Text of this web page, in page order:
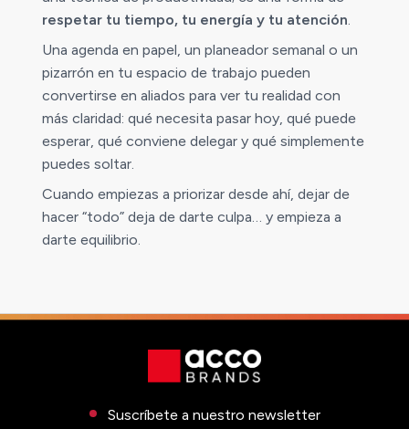
respetar tu tiempo, tu energía y tu atención
Una agenda en papel, un planeador semanal o un
pizarrón en tu espacio de trabajo pueden
convertirse en aliados para ver tu realidad con
más claridad: qué necesita pasar hoy, qué puede
esperar, qué conviene delegar y qué simplemente
puedes soltar.
Cuando empiezas a priorizar desde ahí, dejar de
hacer “todo” deja de darte culpa… y empieza a
darte equilibrio.
Suscríbete a nuestro newsletter